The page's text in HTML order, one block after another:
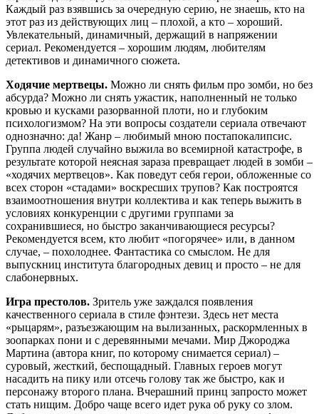
Каждый раз взявшись за очередную серию, не знаешь, кто на
этот раз из действующих лиц – плохой, а кто – хороший.
Увлекательный, динамичный, держащий в напряжении
сериал. Рекомендуется – хорошим людям, любителям
детективов и динамичного сюжета.
Ходячие мертвецы. Можно ли снять фильм про зомби, но без
абсурда? Можно ли снять ужастик, наполненный не только
кровью и кусками разорванной плоти, но и глубоким
психологизмом? На эти вопросы создатели сериала отвечают
однозначно: да! Жанр – любимый мною постапокалипсис.
Группа людей случайно выжила во всемирной катастрофе, в
результате которой неясная зараза превращает людей в зомби –
«ходячих мертвецов». Как поведут себя герои, обложенные со
всех сторон «стадами» воскресших трупов? Как построятся
взаимоотношения внутри коллектива и как теперь выжить в
условиях конкуренции с другими группами за
сохранившиеся, но быстро заканчивающиеся ресурсы?
Рекомендуется всем, кто любит «погорячее» или, в данном
случае, – похолоднее. Фантастика со смыслом. Не для
выпускниц института благородных девиц и просто – не для
слабонервных.
Игра престолов. Зритель уже заждался появления
качественного сериала в стиле фэнтези. Здесь нет места
«рыцарям», разъезжающим на вылизанных, раскормленных в
зоопарках пони и с деревянными мечами. Мир Джороджа
Мартина (автора книг, по которому снимается сериал) –
суровый, жесткий, беспощадный. Главных героев могут
насадить на пику или отсечь голову так же быстро, как и
персонажу второго плана. Вчерашний принц запросто может
стать нищим. Добро чаще всего идет рука об руку со злом.